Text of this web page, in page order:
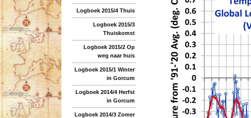
Logboek 2015/4 Thuis
Logboek 2015/3
Thuiskomst
Logboek 2015/2 Op
weg naar huis
Logboek 2015/1 Winter
in Gorcum
Logboek 2014/4 Herfst
in Gorcum
Logboek 2014/3 Zomer